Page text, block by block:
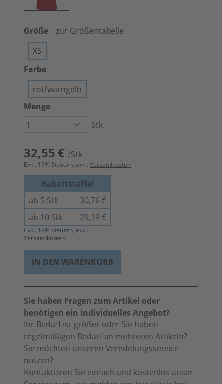
Größe
zur Größentabelle
XS
Farbe
rot/warngelb
Menge
Stk
32,55 € /Stk
Exkl. 19% Steuern, exkl. Versandkosten
Rabattstaffel
ab 5 Stk
30,76 €
ab 10 Stk
29,19 €
Exkl. 19% Steuern, exkl.
Versandkosten
IN DEN WARENKORB
Sie haben Fragen zum Artikel oder
benötigen ein individuelles Angebot?
Ihr Bedarf ist größer oder Sie haben
regelmäßigen Bedarf an mehreren Artikeln?
Sie möchten unseren Veredelungsservice
nutzen?
Kontaktieren Sie einfach und kostenlos unser